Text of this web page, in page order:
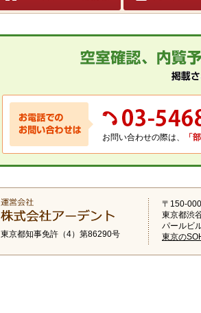
お問い合わせの際は、 「
東京都知事免許（4）第86290号
〒150-
東京都渋
パールビ
東京の